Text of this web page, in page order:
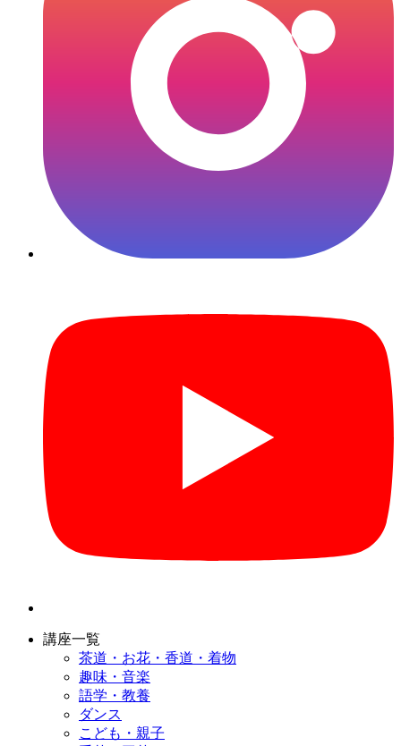
講座一覧
茶道・お花・香道・着物
趣味・音楽
語学・教養
ダンス
こども・親子